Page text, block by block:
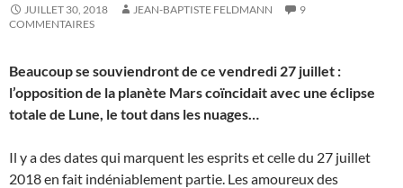
JUILLET 30, 2018 JEAN-BAPTISTE FELDMANN
9
COMMENTAIRES
Beaucoup se souviendront de ce vendredi 27 juillet :
l’opposition de la planète Mars coïncidait avec une éclipse
totale de Lune, le tout dans les nuages…
Il y a des dates qui marquent les esprits et celle du 27 juillet
2018 en fait indéniablement partie. Les amoureux des